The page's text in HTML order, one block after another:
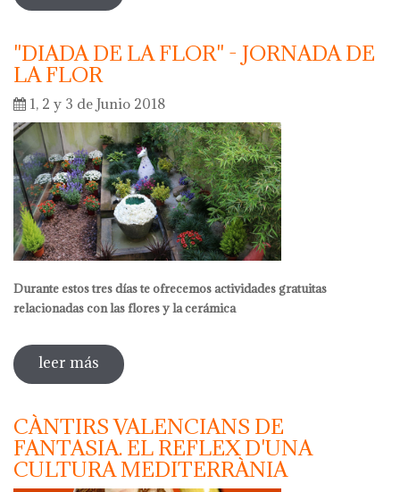
"DIADA DE LA FLOR" - JORNADA DE
LA FLOR
1, 2 y 3 de Junio 2018
Durante estos tres días te ofrecemos actividades gratuitas
relacionadas con las flores y la cerámica
leer más sobre "diada de la flor" - jornada de la
flor
CÀNTIRS VALENCIANS DE
FANTASIA. EL REFLEX D'UNA
CULTURA MEDITERRÀNIA